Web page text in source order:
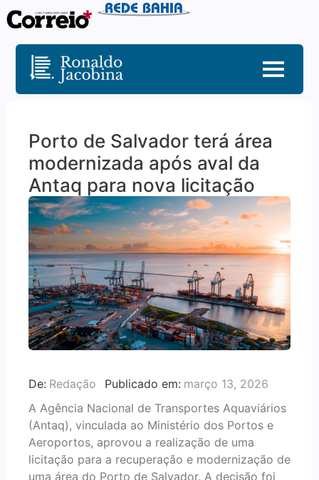
Porto de Salvador terá área
modernizada após aval da
Antaq para nova licitação
De: Redação Publicado em: março 13, 2026
A Agência Nacional de Transportes Aquaviários
(Antaq), vinculada ao Ministério dos Portos e
Aeroportos, aprovou a realização de uma
licitação para a recuperação e modernização de
uma área do Porto de Salvador. A decisão foi